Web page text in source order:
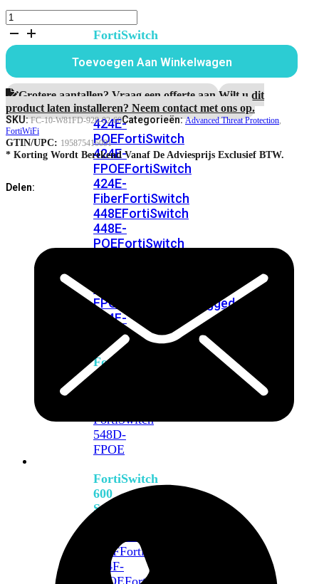
FortiSwitch
Series
FortiSwitch
424EFortiSwitch
424E-
POEFortiSwitch
424E-
FPOEFortiSwitch
424E-
FiberFortiSwitch
448EFortiSwitch
448E-
POEFortiSwitch
FPOE
FortiSwitchRugged
424F-
FortiSwitch
500
FortiSwitch
548D-
FPOE
FortiSwitch
600
Series
624FFortiSwitch
624F-
FPOEFortiSwitch
FortiWiFi-
81F-
3G4G-
POE
Advanced
Threat
Protection
aantal
Toevoegen Aan Winkelwagen
Grotere aantallen? Vraag een offerte aan.Wilt u dit
product laten installeren? Neem contact met ons op.
SKU:FC-10-W81FD-928-02-60Categorieën:Advanced Threat Protection,
FortiWiFi
GTIN/UPC: 195875416091
* Korting Wordt Berekend Vanaf De Adviesprijs Exclusief BTW.
Delen: